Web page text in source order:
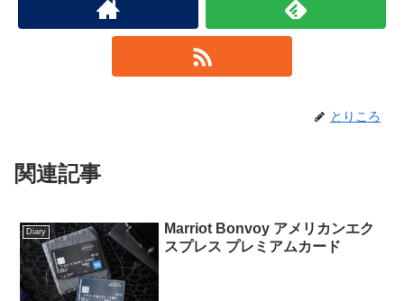
とりころ
関連記事
Diary
Marriot Bonvoy アメリカンエク
スプレス プレミアムカード